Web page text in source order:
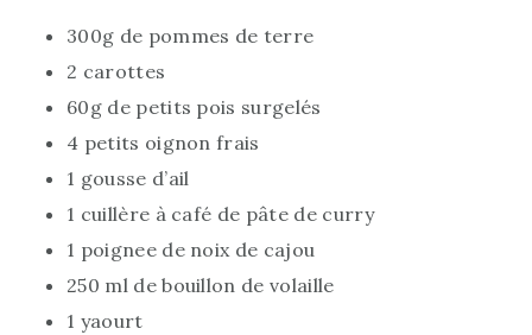
300g de pommes de terre
2 carottes
60g de petits pois surgelés
4 petits oignon frais
1 gousse d’ail
1 cuillère à café de pâte de curry
1 poignee de noix de cajou
250 ml de bouillon de volaille
1 yaourt